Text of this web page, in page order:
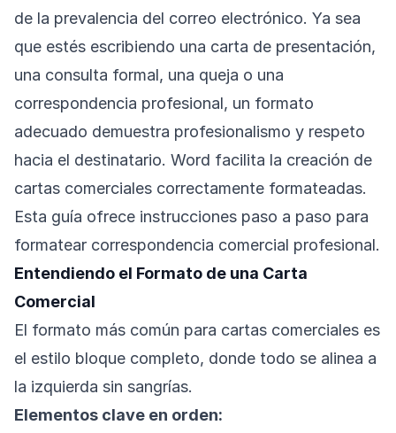
de la prevalencia del correo electrónico. Ya sea
que estés escribiendo una carta de presentación,
una consulta formal, una queja o una
correspondencia profesional, un formato
adecuado demuestra profesionalismo y respeto
hacia el destinatario. Word facilita la creación de
cartas comerciales correctamente formateadas.
Esta guía ofrece instrucciones paso a paso para
formatear correspondencia comercial profesional.
Entendiendo el Formato de una Carta
Comercial
El formato más común para cartas comerciales es
el estilo bloque completo, donde todo se alinea a
la izquierda sin sangrías.
Elementos clave en orden: